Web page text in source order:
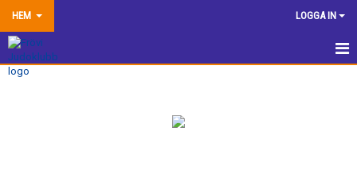
HEM LOGGA IN
HEM